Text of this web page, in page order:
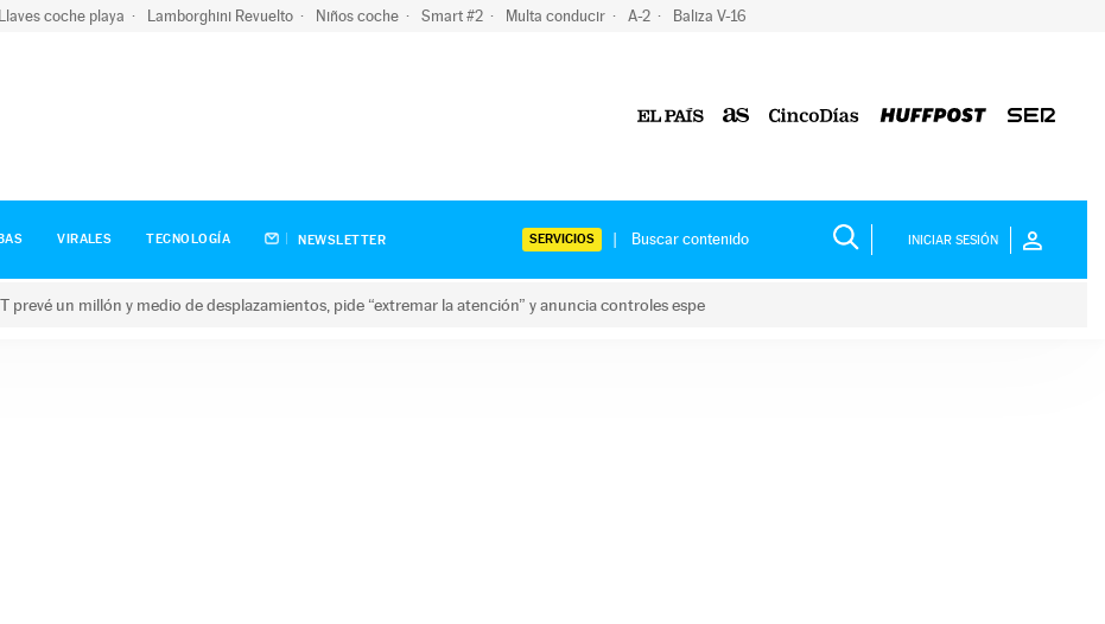
Llaves coche playa Lamborghini Revuelto Niños coche Smart #2 Multa conducir A-2 Baliza V-16
VIRALES TECNOLOGÍA NEWSLETTER SERVICIOS INICIAR SESIÓN
prevé un millón y medio de desplazamientos, pide “extremar la atención” y anuncia controles espe